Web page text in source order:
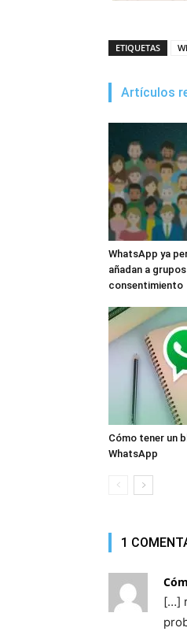
ETIQUETAS
Artículos
WhatsApp ya
añadan a
consentimiento
Cómo tener un
WhatsApp
1
[…]